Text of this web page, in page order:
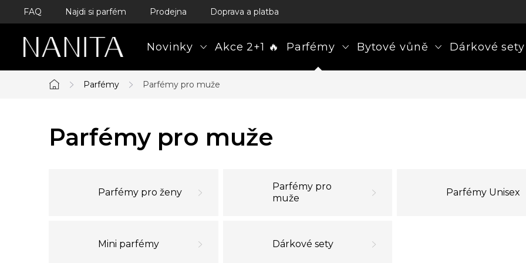
Přejít
obsah
FAQ Najdi si parfém Prodejna Doprava a platba
Novinky Akce 2+1 🔥 Parfémy Bytové vůně Dárkové sety
Domů
Parfémy Parfémy pro muže
Parfémy pro muže
Parfémy pro ženy
Parfémy pro
muže
Parfémy Unisex
Mini parfémy Dárkové sety